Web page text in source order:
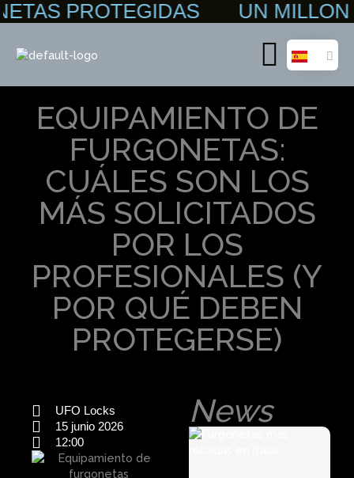
Ir
al
PROTEGIDAS UN MILLON
Main
Menu
EQUIPAMIENTO DE
FURGONETAS:
CUÁLES SON LOS
MÁS SOLICITADOS
POR LOS
PROFESIONALES (Y
POR QUÉ DEBEN
PROTEGERSE)
UFO Locks
15 junio 2026
12:00
News